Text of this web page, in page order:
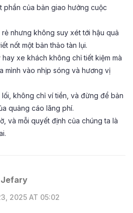
phần của bản giao hưởng cuộc
nhưng không suy xét tới hậu quả
nốt một bản thảo tàn lụi.
xe khách không chỉ tiết kiệm mà
mình vào nhịp sóng và hương vị
không chỉ ví tiền, và đừng để bản
quảng cáo lãng phí.
và mỗi quyết định của chúng ta là
Jefary
2025 AT 05:02